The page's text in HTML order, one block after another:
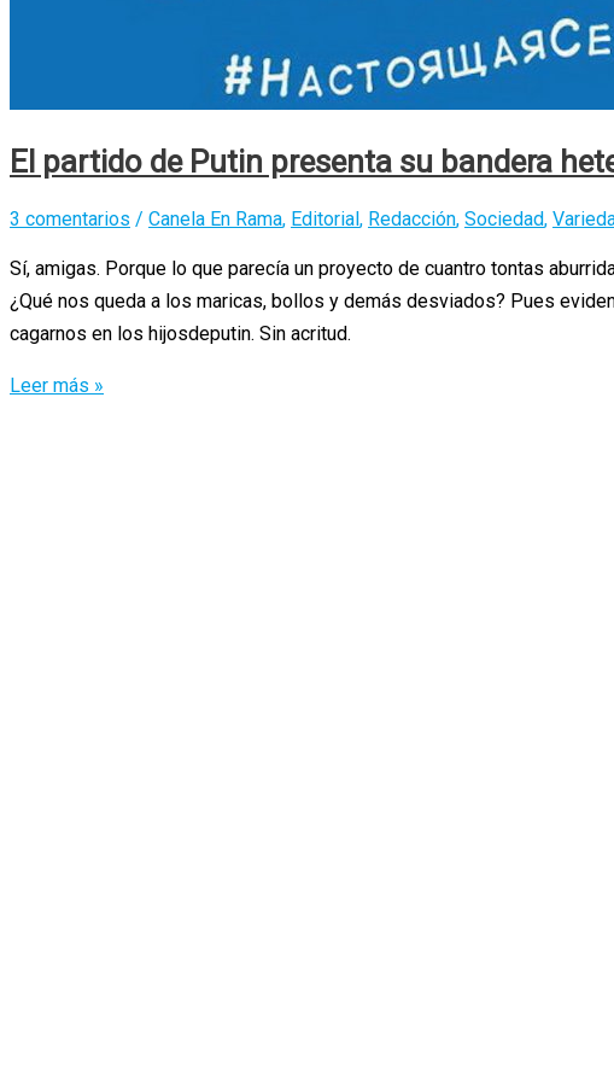
El partido de Putin presenta su bandera
3 comentarios / Canela En Rama, Editorial, Redacción, Sociedad,
Sí, amigas. Porque lo que parecía un proyecto de cuantro tontas
¿Qué nos queda a los maricas, bollos y demás desviados? Pues
cagarnos en los hijosdeputin. Sin acritud.
El
Leer más »